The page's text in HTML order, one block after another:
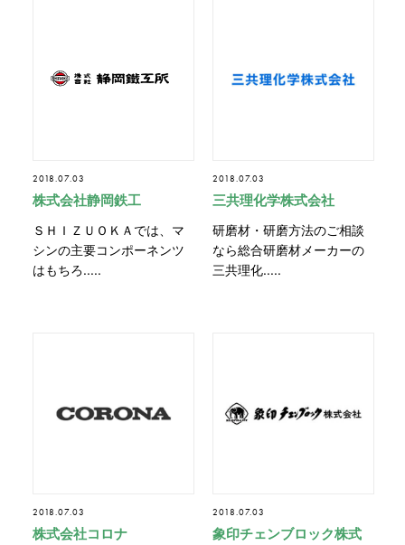
2018.07.03
株式会社静岡鉄工
ＳＨＩＺＵＯＫＡでは、マ
シンの主要コンポーネンツ
はもちろ.....
2018.07.03
三共理化学株式会社
研磨材・研磨方法のご相談
なら総合研磨材メーカーの
三共理化.....
2018.07.03
株式会社コロナ
2018.07.03
象印チェンブロック株式